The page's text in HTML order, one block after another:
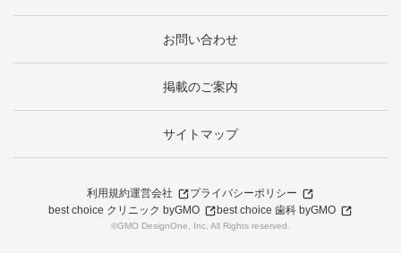
お問い合わせ
掲載のご案内
サイトマップ
利用規約運営会社
プライバシーポリシー
best choice クリニック byGMO
best choice 歯科 byGMO
©GMO DesignOne, Inc. All Rights reserved.